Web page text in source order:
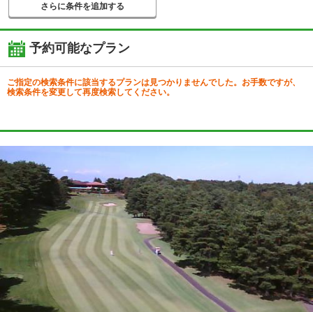
さらに条件を追加する
予約可能なプラン
ご指定の検索条件に該当するプランは見つかりませんでした。お手数ですが、
検索条件を変更して再度検索してください。